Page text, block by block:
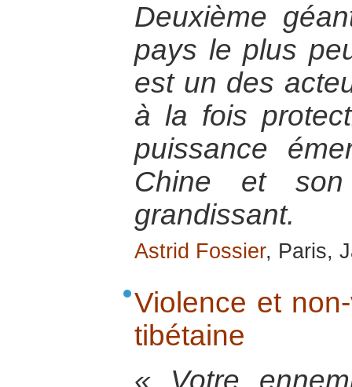
Deuxième
pays le plus
est un des
à la fois
puissance
Chine et son
grandissant.
Astrid Fossier, Paris,
Violence et
tibétaine
« Votre